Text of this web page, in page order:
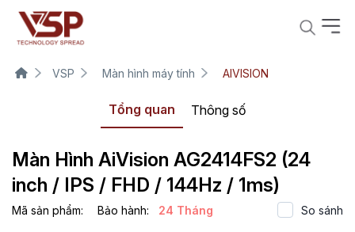
VSP Màn hình máy tính AIVISION
Tổng quan Thông số
Màn Hình AiVision AG2414FS2 (24
inch / IPS / FHD / 144Hz / 1ms)
Mã sản phẩm: Bảo hành: 24 Tháng So sánh